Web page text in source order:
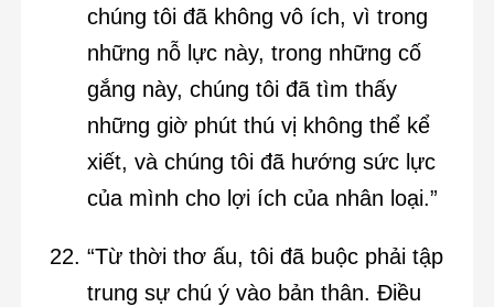
chúng tôi đã không vô ích, vì trong
những nỗ lực này, trong những cố
gắng này, chúng tôi đã tìm thấy
những giờ phút thú vị không thể kể
xiết, và chúng tôi đã hướng sức lực
của mình cho lợi ích của nhân loại.”
“Từ thời thơ ấu, tôi đã buộc phải tập
trung sự chú ý vào bản thân. Điều